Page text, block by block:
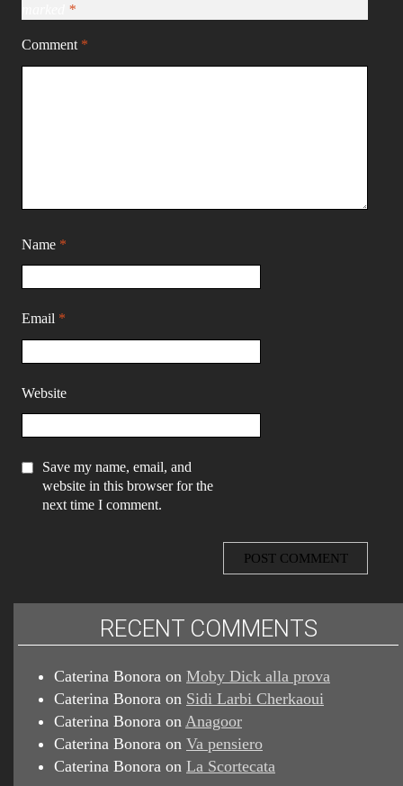
*
Comment *
Name *
Email *
Website
Save my name, email, and
website in this browser for the
next time I comment.
RECENT COMMENTS
Caterina Bonora on Moby Dick alla prova
Caterina Bonora on Sidi Larbi Cherkaoui
Caterina Bonora on Anagoor
Caterina Bonora on Va pensiero
Caterina Bonora on La Scortecata